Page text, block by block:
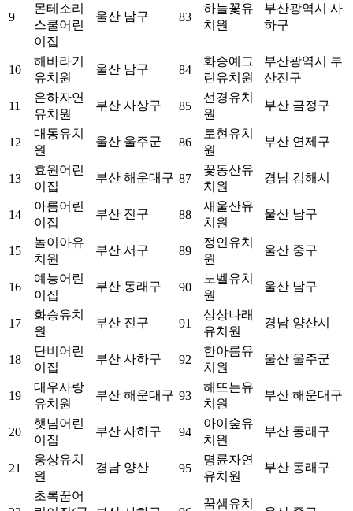
9
몬테소리
스쿨어린
이집
울산 남구 83
하늘꽃유
치원
부산광역시 사
하구
10
해바라기
유치원
울산 남구 84
화승예그
린유치원
부산광역시 부
산진구
11
은하자연
유치원
부산 사상구 85
선경유치
원
부산 금정구
12
대동유치
원
울산 울주군 86
토현유치
원
부산 연제구
13
효원어린
이집
부산 해운대구 87
꽃동산유
치원
경남 김해시
14
아름어린
이집
부산 진구 88
새울산유
치원
울산 남구
15
놀이아유
치원
부산 서구 89
정인유치
원
울산 중구
16
예능어린
이집
부산 동래구 90
노벨유치
원
울산 남구
17
화승유치
원
부산 진구 91
상상나래
유치원
경남 양산시
18
단비어린
이집
부산 사하구 92
한아름유
치원
울산 울주군
19
대우사랑
유치원
부산 해운대구 93
해뜨는유
치원
부산 해운대구
20
햇님어린
이집
부산 사하구 94
아이숲유
치원
부산 동래구
21
웅상유치
원
경남 양산 95
명륜자연
유치원
부산 동래구
초록꿈어
꿈샘유치